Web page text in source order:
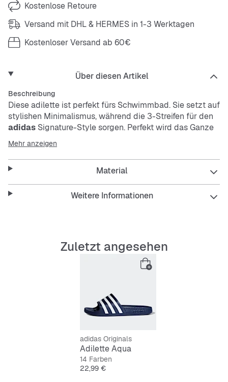
Kostenlose Retoure
Versand mit DHL & HERMES in 1-3 Werktagen
Kostenloser Versand ab 60€
Über diesen Artikel
Beschreibung
Diese adilette ist perfekt fürs Schwimmbad. Sie setzt auf
stylishen Minimalismus, während die 3-Streifen für den
adidas Signature-Style sorgen. Perfekt wird das Ganze
durch die weiche Dämpfung, mit der es müde Füße nach
dem Workout superbequem haben.
Features:
Slip-On-Design
trocknendes Material
Mehr anzeigen
Material
Weitere Informationen
Zuletzt angesehen
adidas Originals
Adilette Aqua
14 Farben
Preis
22,99 €